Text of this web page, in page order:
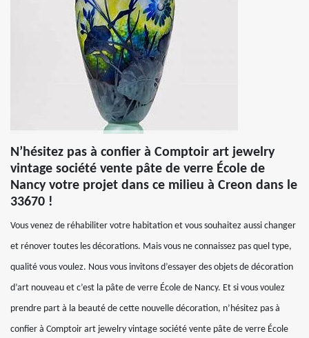
N’hésitez pas à confier à Comptoir art jewelry
vintage société vente pâte de verre École de
Nancy votre projet dans ce milieu à Creon dans le
33670 !
Vous venez de réhabiliter votre habitation et vous souhaitez aussi changer
et rénover toutes les décorations. Mais vous ne connaissez pas quel type,
qualité vous voulez. Nous vous invitons d’essayer des objets de décoration
d’art nouveau et c’est la pâte de verre École de Nancy. Et si vous voulez
prendre part à la beauté de cette nouvelle décoration, n’hésitez pas à
confier à Comptoir art jewelry vintage société vente pâte de verre École